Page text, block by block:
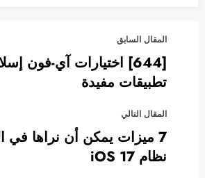
المقال السابق
[644] اختيارات آي-فون
تطبيقات مفيدة
المقال التالي
7 ميزات يمكن أن نراها في
نظام iOS 17